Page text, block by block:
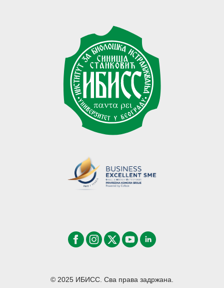
© 2025 ИБИСС. Сва права задржана.